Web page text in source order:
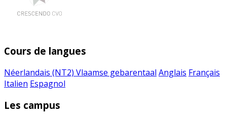
Cours de langues
Néerlandais (NT2) Vlaamse gebarentaal Anglais Français
Italien Espagnol
Les campus